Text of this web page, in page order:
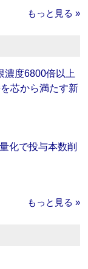
もっと見る »
濃度6800倍以上
芯から満たす新
化で投与本数削
もっと見る »